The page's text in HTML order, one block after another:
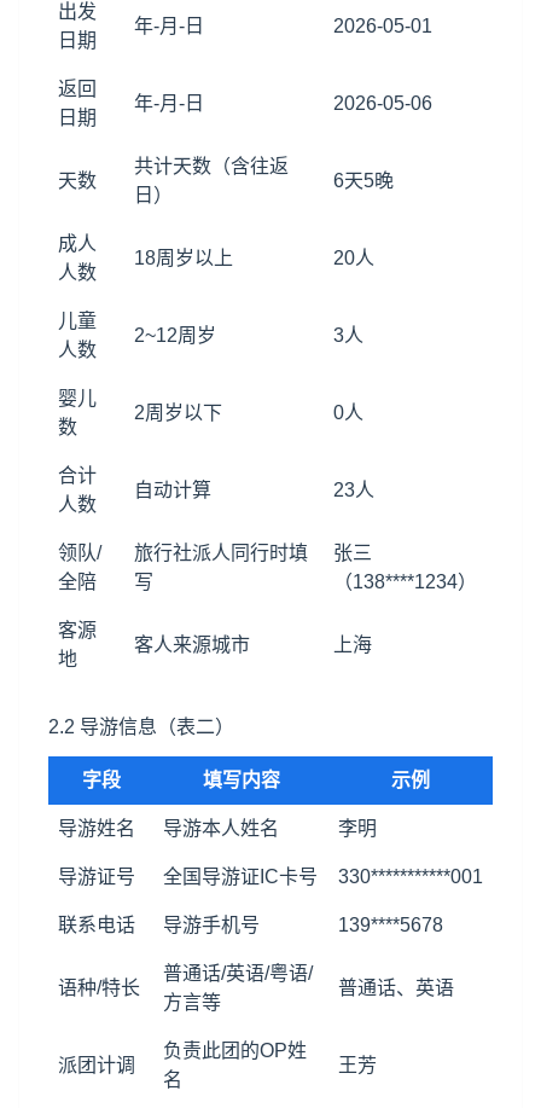
出发
日期
年-月-日 2026-05-01
返回
日期
年-月-日 2026-05-06
天数
共计天数（含往返
日）
6天5晚
成人
人数
18周岁以上 20人
儿童
人数
2~12周岁 3人
婴儿
数
2周岁以下 0人
合计
人数
自动计算 23人
领队/
全陪
旅行社派人同行时填
写
张三
（138****1234）
客源
地
客人来源城市 上海
2.2 导游信息（表二）
字段 填写内容 示例
导游姓名 导游本人姓名 李明
导游证号 全国导游证IC卡号 330***********001
联系电话 导游手机号 139****5678
语种/特长
普通话/英语/粤语/
方言等
普通话、英语
派团计调
负责此团的OP姓
名
王芳